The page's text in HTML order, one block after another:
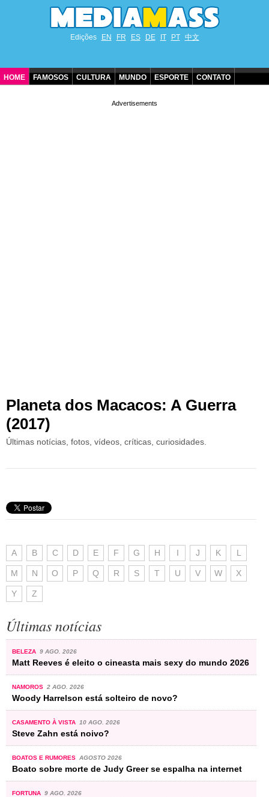
Edições EN FR ES DE IT PT 中文
HOME FAMOSOS CULTURA MUNDO ESPORTE CONTATO
Planeta dos Macacos: A Guerra
(2017)
Últimas notícias, fotos, vídeos, críticas, curiosidades.
A B C D E F G H I J K L
M N O P Q R S T U V W X
Y Z
Últimas notícias
BELEZA 9 AGO. 2026
Matt Reeves é eleito o cineasta mais sexy do mundo 2026
NAMOROS 2 AGO. 2026
Woody Harrelson está solteiro de novo?
CASAMENTO À VISTA 10 AGO. 2026
Steve Zahn está noivo?
BOATOS E RUMORES AGOSTO 2026
Boato sobre morte de Judy Greer se espalha na internet
FORTUNA 9 AGO. 2026